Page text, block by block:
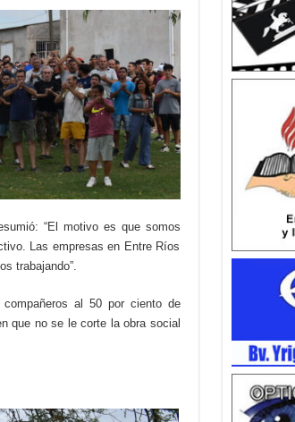
“El motivo es que somos
Las empresas en Entre Ríos
trabajando”.
al 50 por ciento de
que no se le corte la obra social